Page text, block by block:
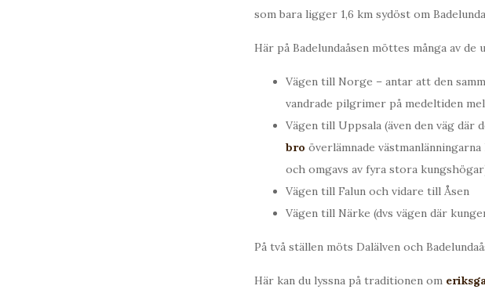
som bara ligger 1,6 km sydöst om
Här på Badelundaåsen möttes många av de
Vägen till Norge – antar att den
vandrade pilgrimer på medeltiden
Vägen till Uppsala (även den väg där
bro överlämnade
och omgavs av fyra stora
Vägen till Falun och vidare till Åsen
Vägen till Närke (dvs vägen där
På två ställen möts Dalälven och
Här kan du lyssna på traditionen om